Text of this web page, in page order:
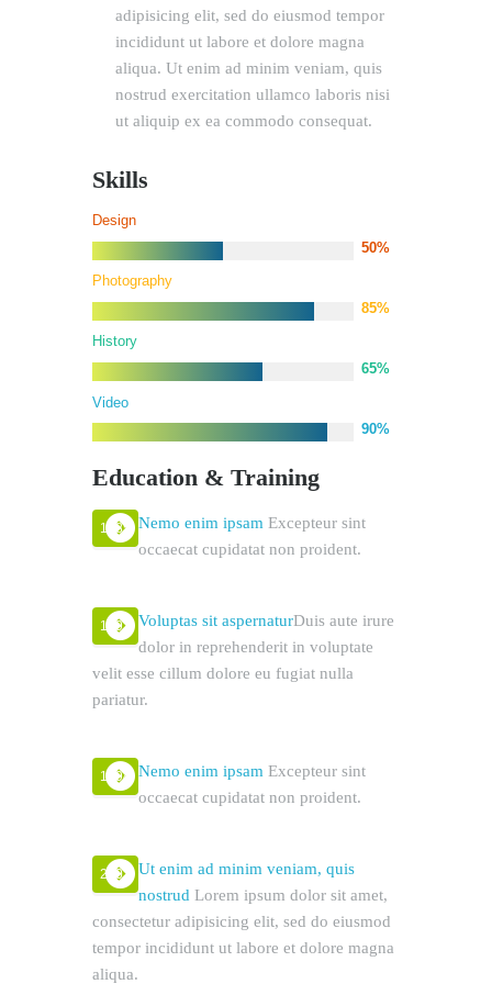
adipisicing elit, sed do eiusmod tempor
incididunt ut labore et dolore magna
aliqua. Ut enim ad minim veniam, quis
nostrud exercitation ullamco laboris nisi
ut aliquip ex ea commodo consequat.
Skills
Design
50%
Photography
85%
History
65%
Video
90%
Education & Training
1985 Nemo enim ipsam Excepteur sint
occaecat cupidatat non proident.
1991 Voluptas sit aspernaturDuis aute irure
dolor in reprehenderit in voluptate
velit esse cillum dolore eu fugiat nulla
pariatur.
1994 Nemo enim ipsam Excepteur sint
occaecat cupidatat non proident.
2001
Ut enim ad minim veniam, quis
nostrudLorem ipsum dolor sit amet,
consectetur adipisicing elit, sed do eiusmod
tempor incididunt ut labore et dolore magna
aliqua.